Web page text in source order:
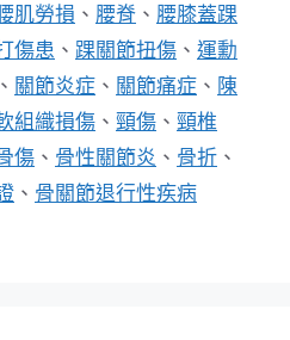
肌勞損 、 腰脊 、 腰膝蓋踝
傷患 、 踝關節扭傷 、 運勳
、 關節炎症 、 關節痛症 、 陳
組織損傷 、 頸傷 、 頸椎
傷 、 骨性關節炎 、 骨折 、
、 骨關節退行性疾病